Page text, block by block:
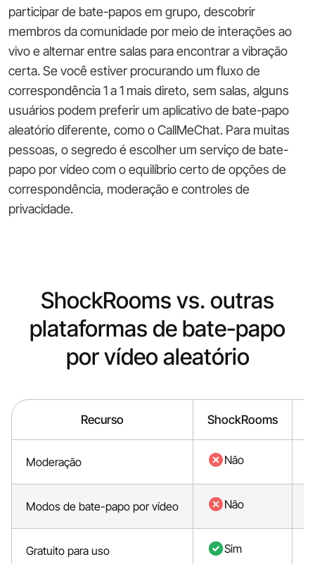
participar de bate-papos em grupo, descobrir
membros da comunidade por meio de interações ao
vivo e alternar entre salas para encontrar a vibração
certa. Se você estiver procurando um fluxo de
correspondência 1 a 1 mais direto, sem salas, alguns
usuários podem preferir um aplicativo de bate-papo
aleatório diferente, como o CallMeChat. Para muitas
pessoas, o segredo é escolher um serviço de bate-
papo por vídeo com o equilíbrio certo de opções de
correspondência, moderação e controles de
privacidade.
ShockRooms vs. outras
plataformas de bate-papo
por vídeo aleatório
Recurso ShockRooms
Moderação Não
Modos de bate-papo por vídeo Não
Gratuito para uso Sim